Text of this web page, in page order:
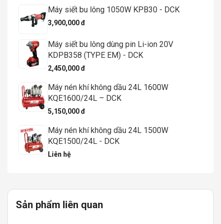
Máy siết bu lông 1050W KPB30 - DCK
3,900,000 đ
Máy siết bu lông dùng pin Li-ion 20V
KDPB358 (TYPE EM) - DCK
2,450,000 đ
Máy nén khí không dầu 24L 1600W
KQE1600/24L – DCK
5,150,000 đ
Máy nén khí không dầu 24L 1500W
KQE1500/24L - DCK
Liên hệ
Sản phẩm liên quan